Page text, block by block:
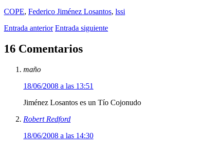
COPE, Federico Jiménez Losantos, lssi
Entrada anterior Entrada siguiente
16 Comentarios
maño
18/06/2008 a las 13:51
Jiménez Losantos es un Tío Cojonudo
Robert Redford
18/06/2008 a las 14:30